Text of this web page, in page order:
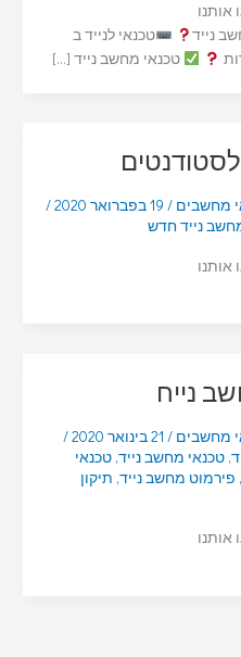
אותנו
נייד
טכנאי לנייד ב
טכנאי מחשב נייד […]
מחשבים / 19 בפברואר 2020
/
נייד חדש
אותנו
נייח
מחשבים / 21 בינואר 2020
/
, טכנאי מחשב נייד, טכנאי
, פירמוט מחשב נייד, תיקון
אותנו